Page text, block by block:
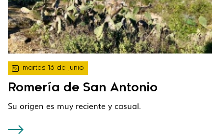
martes 13 de junio
Romería de San Antonio
Su origen es muy reciente y casual.